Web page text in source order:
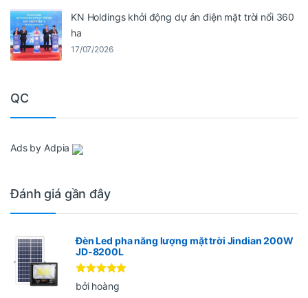
KN Holdings khởi động dự án điện mặt trời nổi 360
ha
17/07/2026
QC
Ads by Adpia
Đánh giá gần đây
Đèn Led pha năng lượng mặt trời Jindian 200W
JD-8200L
Được xếp
hạng55
bởi hoàng